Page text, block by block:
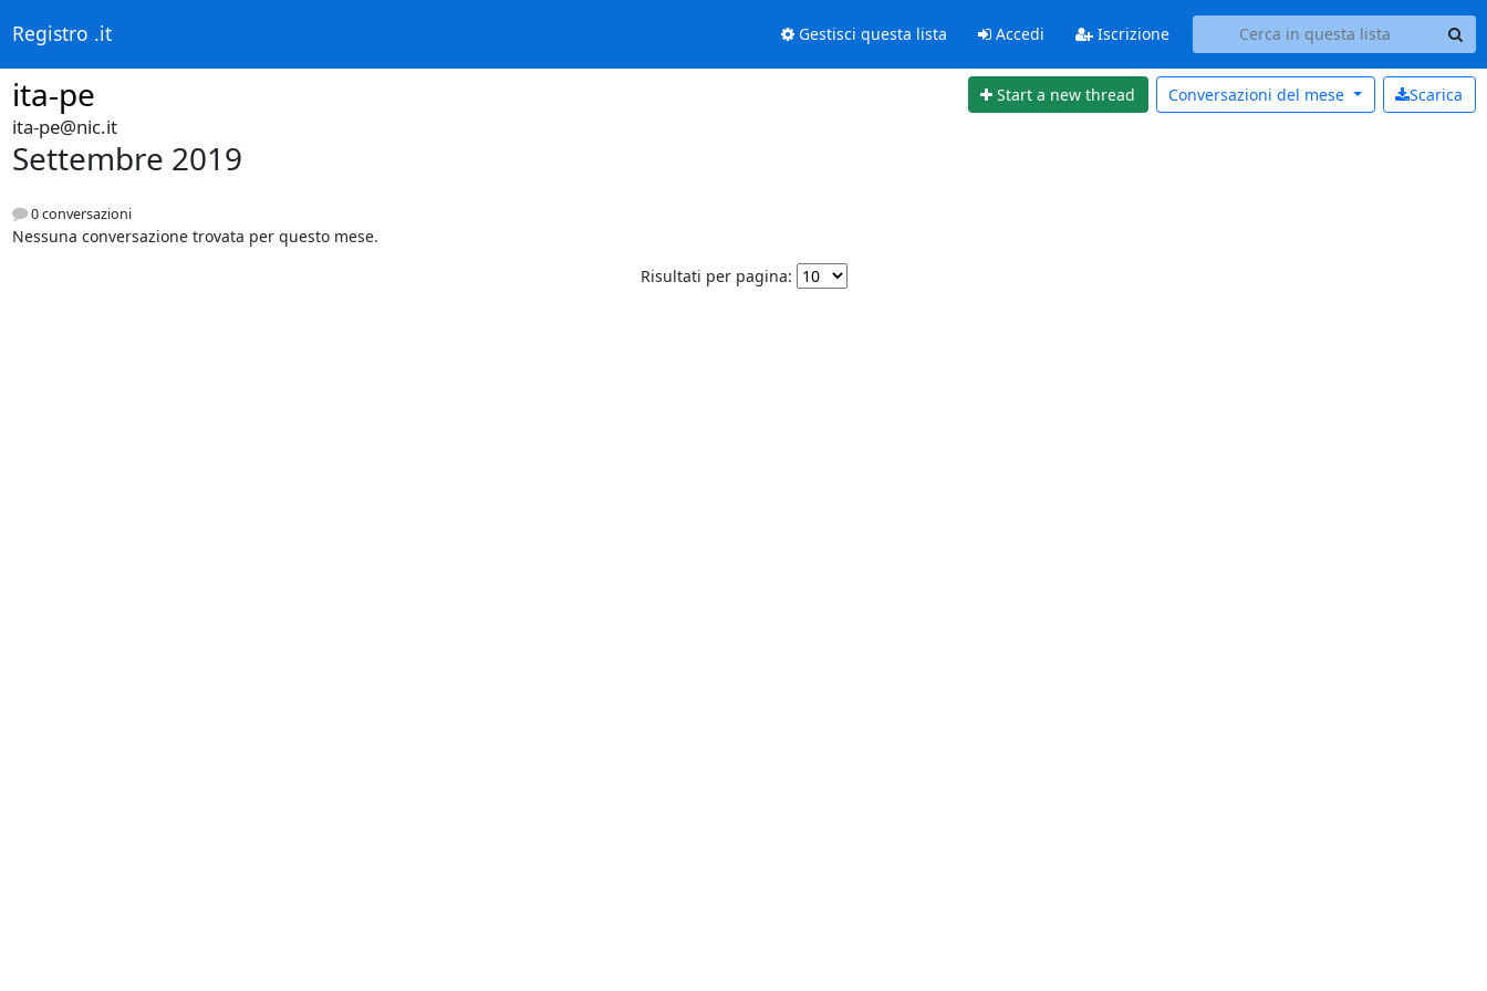
Registro .it Gestisci questa lista Accedi Iscrizione
ita-pe Start a new thread Scarica
Conversazioni del mese
ita-pe@nic.it
Settembre 2019
0 conversazioni
Nessuna conversazione trovata per questo mese.
Risultati per pagina: